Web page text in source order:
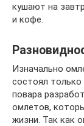
кушают на
и кофе.
Изначально
состоял только
повара
омлетов,
жизни. Так как